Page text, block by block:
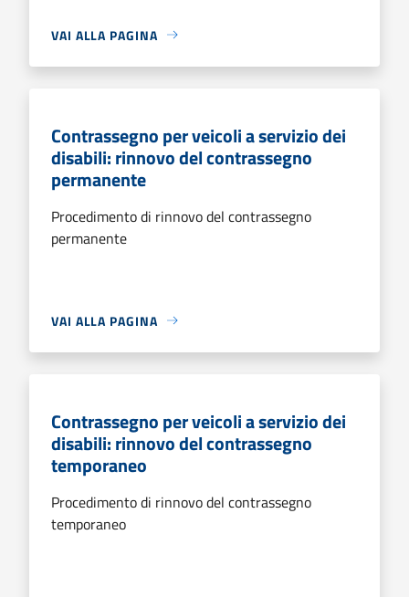
VAI ALLA PAGINA
Contrassegno per veicoli a servizio dei
disabili: rinnovo del contrassegno
permanente
Procedimento di rinnovo del contrassegno
permanente
VAI ALLA PAGINA
Contrassegno per veicoli a servizio dei
disabili: rinnovo del contrassegno
temporaneo
Procedimento di rinnovo del contrassegno
temporaneo